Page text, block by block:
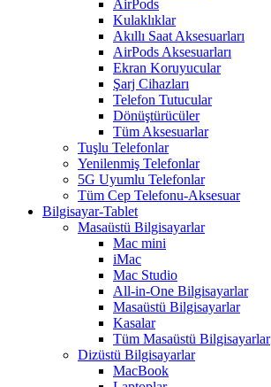
AirPods
Kulaklıklar
Akıllı Saat Aksesuarları
AirPods Aksesuarları
Ekran Koruyucular
Şarj Cihazları
Telefon Tutucular
Dönüştürücüler
Tüm Aksesuarlar
Tuşlu Telefonlar
Yenilenmiş Telefonlar
5G Uyumlu Telefonlar
Tüm Cep Telefonu-Aksesuar
Bilgisayar-Tablet
Masaüstü Bilgisayarlar
Mac mini
iMac
Mac Studio
All-in-One Bilgisayarlar
Masaüstü Bilgisayarlar
Kasalar
Tüm Masaüstü Bilgisayarlar
Dizüstü Bilgisayarlar
MacBook